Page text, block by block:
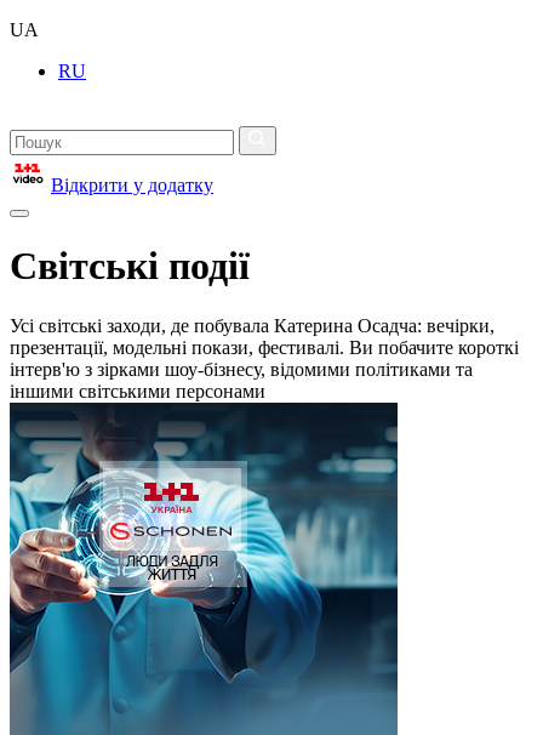
UA
RU
Відкрити у додатку
Світські події
Усі світські заходи, де побувала Катерина Осадча: вечірки,
презентації, модельні покази, фестивалі. Ви побачите короткі
інтерв'ю з зірками шоу-бізнесу, відомими політиками та
іншими світськими персонами